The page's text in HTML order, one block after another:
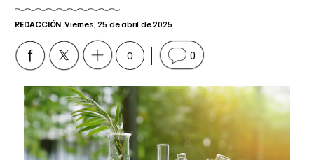
REDACCIÓN Viernes, 25 de abril de 2025
0 0